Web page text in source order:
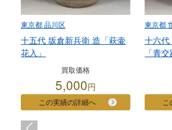
東京都 品川区
十五代 坂倉新兵衛 造「萩壷
花入」
買取価格
5,000円
この実績の詳細へ
東京都
十六代
「青